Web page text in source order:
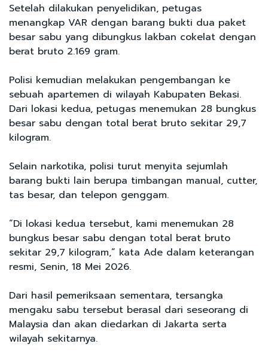
Setelah dilakukan penyelidikan, petugas
menangkap VAR dengan barang bukti dua paket
besar sabu yang dibungkus lakban cokelat dengan
berat bruto 2.169 gram.
Polisi kemudian melakukan pengembangan ke
sebuah apartemen di wilayah Kabupaten Bekasi.
Dari lokasi kedua, petugas menemukan 28 bungkus
besar sabu dengan total berat bruto sekitar 29,7
kilogram.
Selain narkotika, polisi turut menyita sejumlah
barang bukti lain berupa timbangan manual, cutter,
tas besar, dan telepon genggam.
“Di lokasi kedua tersebut, kami menemukan 28
bungkus besar sabu dengan total berat bruto
sekitar 29,7 kilogram,” kata Ade dalam keterangan
resmi, Senin, 18 Mei 2026.
Dari hasil pemeriksaan sementara, tersangka
mengaku sabu tersebut berasal dari seseorang di
Malaysia dan akan diedarkan di Jakarta serta
wilayah sekitarnya.